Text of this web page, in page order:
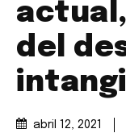
del
abril 12, 2021